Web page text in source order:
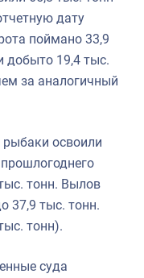
дату
поймано 33,9
добыто 19,4 тыс.
за аналогичный
освоили
тонн. Вылов
37,9 тыс. тонн.
тонн).
суда